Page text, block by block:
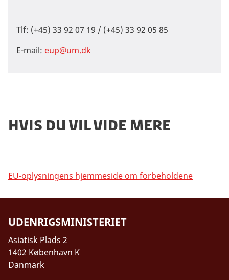
Tlf: (+45) 33 92 07 19 / (+45) 33 92 05 85
E-mail: eup@um.dk
Hvis du vil vide mere
EU-oplysningens hjemmeside om forbeholdene
UDENRIGSMINISTERIET
Asiatisk Plads 2
1402 København K
Danmark